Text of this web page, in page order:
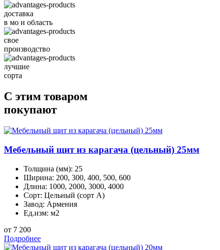
доставка
в мо и область
свое
производство
лучшие
сорта
С этим товаром
покупают
Мебельный щит из карагача (цельный) 25мм
Толщина (мм): 25
Ширина: 200, 300, 400, 500, 600
Длина: 1000, 2000, 3000, 4000
Сорт: Цельный (сорт А)
Завод: Армения
Ед.изм: м2
от 7 200
Подробнее